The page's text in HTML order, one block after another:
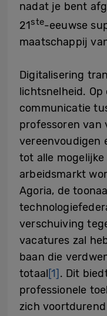
nadat je bent
21ste-eeuwse
maatschappij
Digitalisering
lichtsnelheid.
communicatie
professoren van
vereenvoudigen
tot alle
arbeidsmarkt
Agoria, de
verschuiving
vacatures zal
baan die
totaal[1] . Dit
professionele
zich